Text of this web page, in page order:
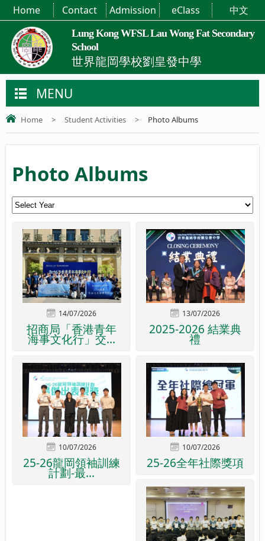
Lung Kong WFSL Lau Wong Fat Secondary
School
世界龍岡學校劉皇發中學
Home Contact Admission eClass 中文
MENU
Home > Student Activities > Photo Albums
Photo Albums
14/07/2026
招商局「香港青年
海事文化行」交...
13/07/2026
2025-2026 結業典
禮
10/07/2026
25-26龍岡領袖訓練
計劃-最...
10/07/2026
25-26全年社際獎項